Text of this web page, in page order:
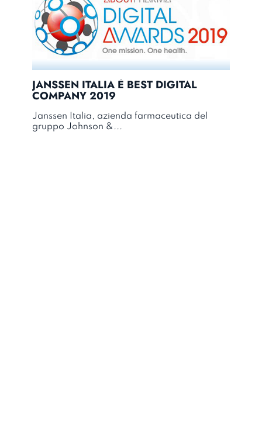
JANSSEN ITALIA È BEST DIGITAL
COMPANY 2019
Janssen Italia, azienda farmaceutica del
gruppo Johnson &...